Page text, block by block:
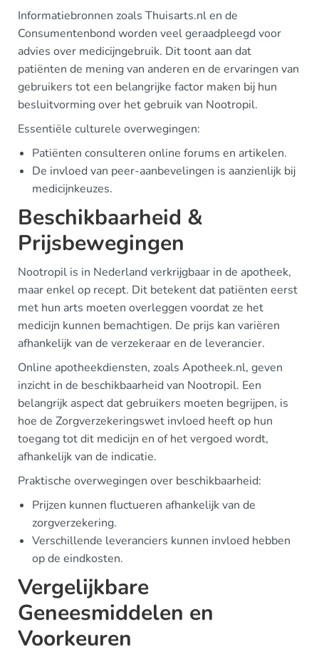
Informatiebronnen zoals Thuisarts.nl en de
Consumentenbond worden veel geraadpleegd voor
advies over medicijngebruik. Dit toont aan dat
patiënten de mening van anderen en de ervaringen van
gebruikers tot een belangrijke factor maken bij hun
besluitvorming over het gebruik van Nootropil.
Essentiële culturele overwegingen:
Patiënten consulteren online forums en artikelen.
De invloed van peer-aanbevelingen is aanzienlijk bij
medicijnkeuzes.
Beschikbaarheid &
Prijsbewegingen
Nootropil is in Nederland verkrijgbaar in de apotheek,
maar enkel op recept. Dit betekent dat patiënten eerst
met hun arts moeten overleggen voordat ze het
medicijn kunnen bemachtigen. De prijs kan variëren
afhankelijk van de verzekeraar en de leverancier.
Online apotheekdiensten, zoals Apotheek.nl, geven
inzicht in de beschikbaarheid van Nootropil. Een
belangrijk aspect dat gebruikers moeten begrijpen, is
hoe de Zorgverzekeringswet invloed heeft op hun
toegang tot dit medicijn en of het vergoed wordt,
afhankelijk van de indicatie.
Praktische overwegingen over beschikbaarheid:
Prijzen kunnen fluctueren afhankelijk van de
zorgverzekering.
Verschillende leveranciers kunnen invloed hebben
op de eindkosten.
Vergelijkbare
Geneesmiddelen en
Voorkeuren